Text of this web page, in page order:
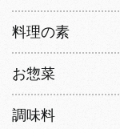
料理の素
お惣菜
調味料